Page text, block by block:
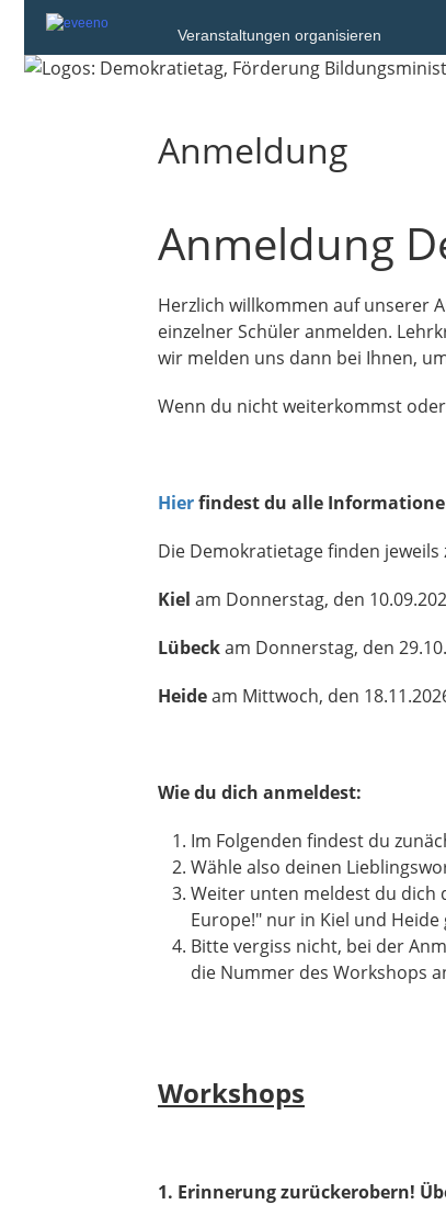
Veranstaltungen organisieren
Anmeldung
Anmeldung
Herzlich willkommen auf unserer
einzelner Schüler anmelden.
wir melden uns dann bei Ihnen,
Wenn du nicht weiterkommst
Hierfindest du alle
Die Demokratietage finden
Kiel am Donnerstag, den
Lübeckam Donnerstag, den
Heideam Mittwoch, den
Wie du dich anmeldest:
Im Folgenden findest du
Wähle also deinen
Weiter unten meldest du dich
Europe!" nur in Kiel und
Bitte vergiss nicht, bei der
die Nummer des Workshops
Workshops
1. Erinnerung zurückerobern!